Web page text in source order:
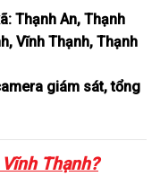
Thạnh An, Thạnh
Vĩnh Thạnh, Thạnh
giám sát, tổng
Thạnh?